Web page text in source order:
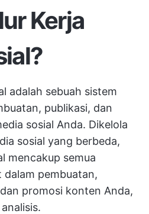
Kerja
adalah sebuah sistem
publikasi, dan
sosial Anda. Dikelola
sosial yang berbeda,
mencakup semua
pembuatan,
promosi konten Anda,